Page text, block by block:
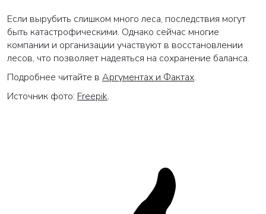
Если вырубить слишком много леса, последствия могут
быть катастрофическими. Однако сейчас многие
компании и организации участвуют в восстановлении
лесов, что позволяет надеяться на сохранение баланса.
Подробнее читайте в Аргументах и Фактах.
Источник фото: Freepik.